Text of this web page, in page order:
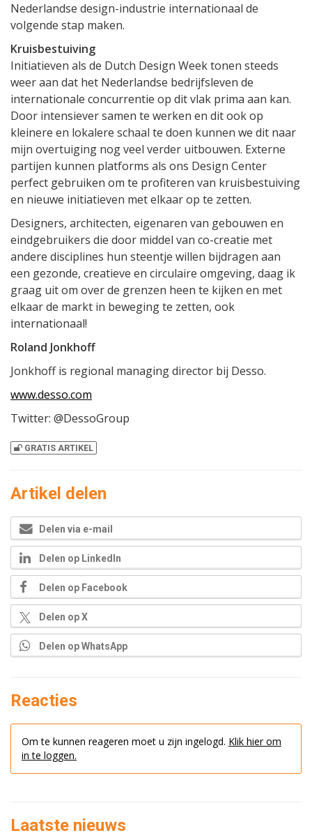
Nederlandse design-industrie internationaal de
volgende stap maken.
Kruisbestuiving
Initiatieven als de Dutch Design Week tonen steeds
weer aan dat het Nederlandse bedrijfsleven de
internationale concurrentie op dit vlak prima aan kan.
Door intensiever samen te werken en dit ook op
kleinere en lokalere schaal te doen kunnen we dit naar
mijn overtuiging nog veel verder uitbouwen. Externe
partijen kunnen platforms als ons Design Center
perfect gebruiken om te profiteren van kruisbestuiving
en nieuwe initiatieven met elkaar op te zetten.
Designers, architecten, eigenaren van gebouwen en
eindgebruikers die door middel van co-creatie met
andere disciplines hun steentje willen bijdragen aan
een gezonde, creatieve en circulaire omgeving, daag ik
graag uit om over de grenzen heen te kijken en met
elkaar de markt in beweging te zetten, ook
internationaal!
Roland Jonkhoff
Jonkhoff is regional managing director bij Desso.
www.desso.com
Twitter: @DessoGroup
GRATIS ARTIKEL
Artikel delen
Delen via e-mail
Delen op LinkedIn
Delen op Facebook
Delen op X
Delen op WhatsApp
Reacties
Om te kunnen reageren moet u zijn ingelogd. Klik hier om
in te loggen.
Laatste nieuws